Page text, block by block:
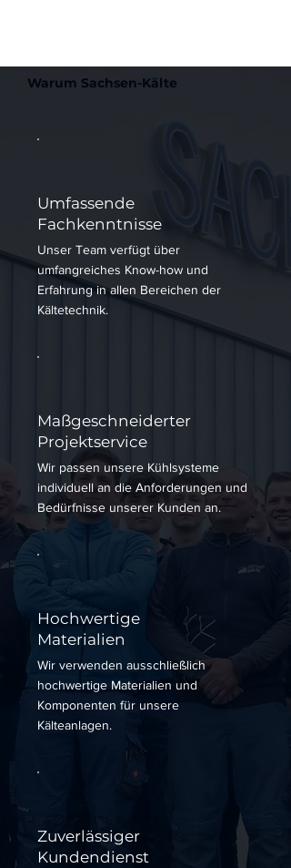
Warum Sachsen-Kälte
Umfassende
Fachkenntnisse
Unser Team verfügt über
umfangreiches Know-how und
Erfahrung in allen Bereichen der
Kältetechnik.
Maßgeschneiderter
Projektservice
Wir passen unsere Kühlsysteme
individuell an die Anforderungen und
Bedürfnisse unserer Kunden an.
Hochwertige
Materialien
Wir verwenden ausschließlich
hochwertige Materialien und
Komponenten für unsere
Kälteanlagen.
Zuverlässiger
Kundendienst